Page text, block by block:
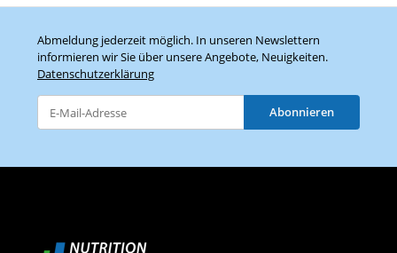
Abmeldung jederzeit möglich. In unseren Newslettern
informieren wir Sie über unsere Angebote, Neuigkeiten.
Datenschutzerklärung
Abonnieren